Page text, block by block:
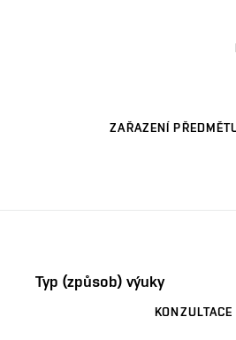
ZAŘAZENÍ
Typ (způsob) výuky